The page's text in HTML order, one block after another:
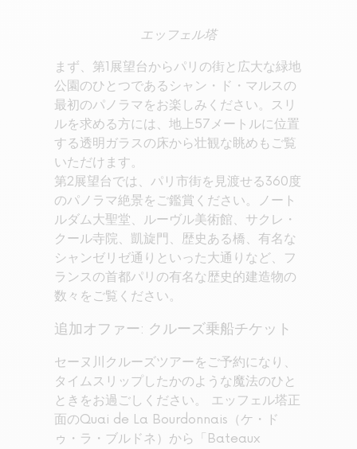
エッフェル塔
まず、第1展望台からパリの街と広大な緑地
公園のひとつであるシャン・ド・マルスの
最初のパノラマをお楽しみください。スリ
ルを求める方には、地上57メートルに位置
する透明ガラスの床から壮観な眺めもご覧
いただけます。
第2展望台では、パリ市街を見渡せる360度
のパノラマ絶景をご鑑賞ください。ノート
ルダム大聖堂、ルーヴル美術館、サクレ・
クール寺院、凱旋門、歴史ある橋、有名な
シャンゼリゼ通りといった大通りなど、フ
ランスの首都パリの有名な歴史的建造物の
数々をご覧ください。
追加オファー: クルーズ乗船チケット
セーヌ川クルーズツアーをご予約になり、
タイムスリップしたかのような魔法のひと
ときをお過ごしください。 エッフェル塔正
面のQuai de La Bourdonnais（ケ・ド
ゥ・ラ・ブルドネ）から「Bateaux